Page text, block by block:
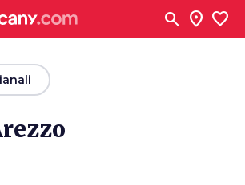
search location_on favorite